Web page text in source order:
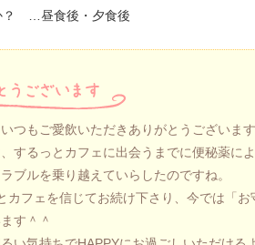
？ …昼食後・夕食後
つもご愛飲いただきありがとうございます
するっとカフェに出会うまでに便秘薬に
ブルを乗り越えていらしたのですね。
カフェを信じてお続け下さり、今では「
す＾＾